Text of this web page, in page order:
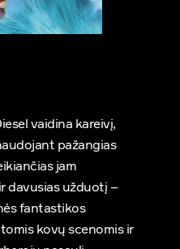
vaidina kareivį,
pažangias
jam
davusias užduotį –
fantastikos
kovų scenomis ir